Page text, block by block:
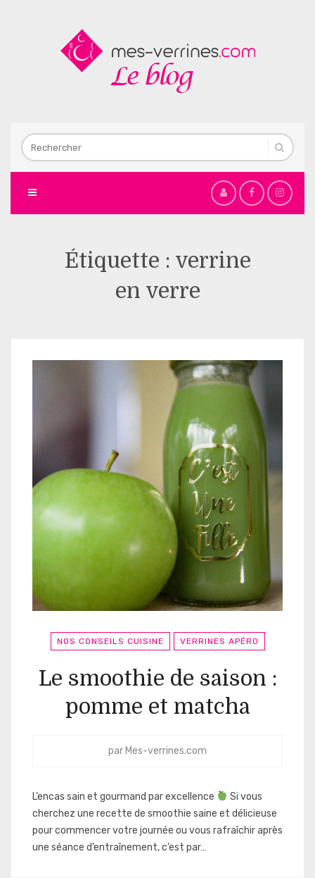
Étiquette : verrine
en verre
NOS CONSEILS CUISINE VERRINES APÉRO
Le smoothie de saison :
pomme et matcha
par Mes-verrines.com
L’encas sain et gourmand par excellence
Si vous
cherchez une recette de smoothie saine et délicieuse
pour commencer votre journée ou vous rafraîchir après
une séance d’entraînement, c’est par…